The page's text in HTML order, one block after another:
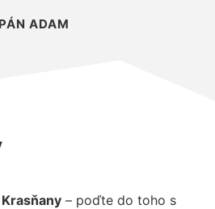
PÁN ADAM
– poďte do toho s